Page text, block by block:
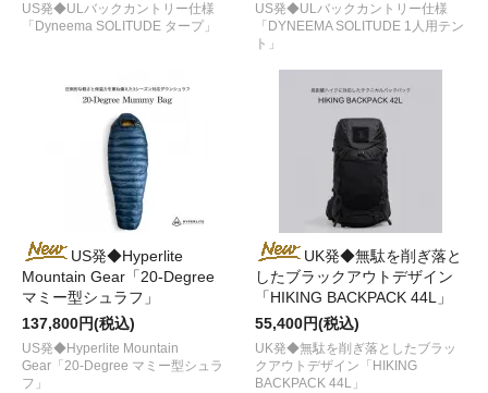
US発◆ULバックカントリー仕様
「Dyneema SOLITUDE タープ」
US発◆ULバックカントリー仕様
「DYNEEMA SOLITUDE 1人用テン
ト」
US発◆Hyperlite
Mountain Gear「20-Degree
マミー型シュラフ」
137,800円(税込)
US発◆Hyperlite Mountain
Gear「20-Degree マミー型シュラ
フ」
UK発◆無駄を削ぎ落と
したブラックアウトデザイン
「HIKING BACKPACK 44L」
55,400円(税込)
UK発◆無駄を削ぎ落としたブラッ
クアウトデザイン「HIKING
BACKPACK 44L」